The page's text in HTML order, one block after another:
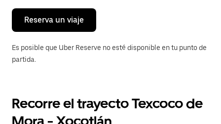
calendario.
Reserva un viaje
Es posible que Uber Reserve no esté disponible en tu punto de
partida.
Recorre el trayecto Texcoco de